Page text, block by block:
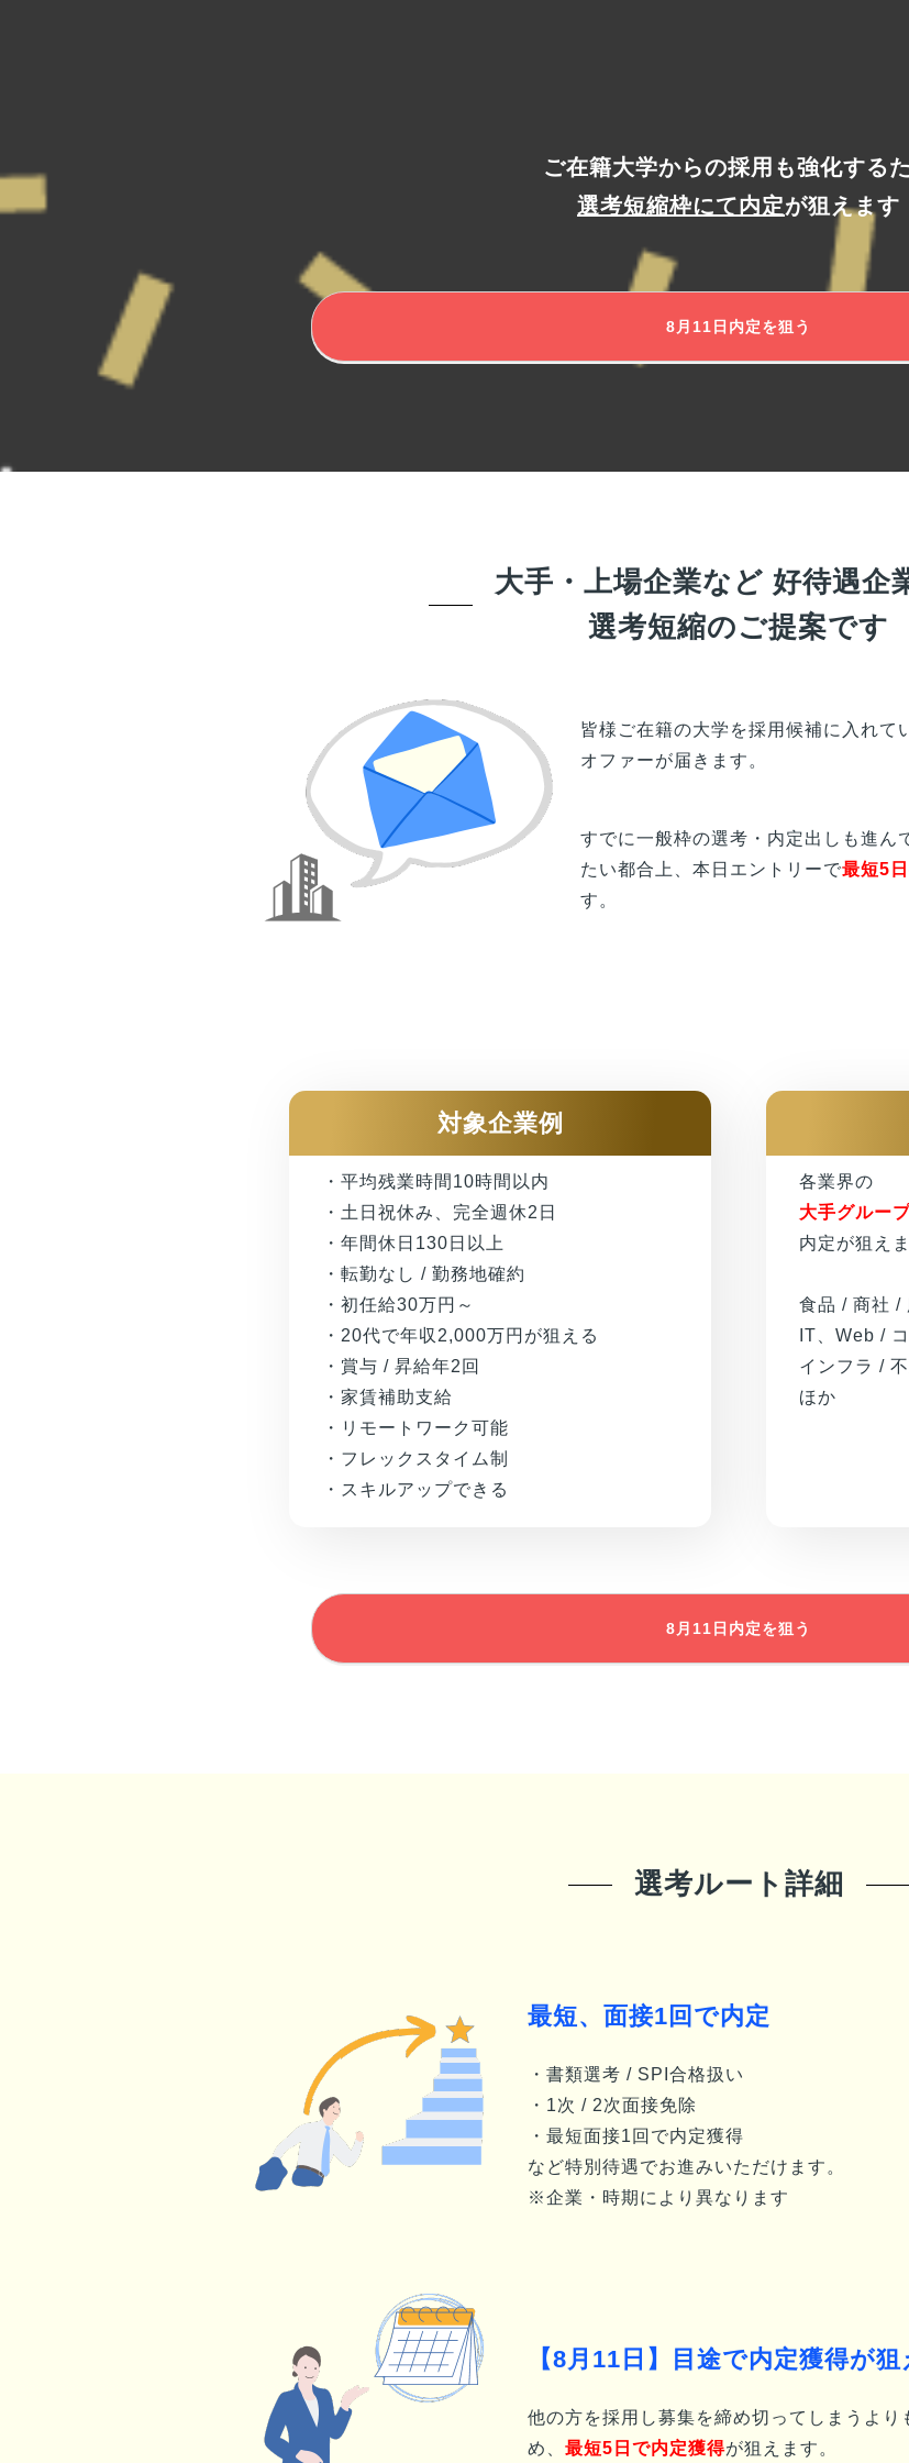
ご在籍大学からの採用も強化する
選考短縮枠にて内定が狙えます
8月11日 内定を狙う
大手・上場企業など 好待遇企
選考短縮のご提案です
皆様 ご在籍の大学 を採用候補に入れて
オファーが届きます。
すでに一般枠の選考・内定出しも進ん
たい都合上、本日エントリーで最短5
す。
対象企業例
・平均残業時間10時間以内
・土日祝休み、完全週休2日
・年間休日130日以上
・転勤なし / 勤務地確約
・初任給30万円～
・20代で年収2,000万円が狙える
・賞与 / 昇給年2回
・家賃補助支給
・リモートワーク可能
・フレックスタイム制
・スキルアップできる
各業界の
大手グルー
内定が狙えま
食品 / 商社 /
IT、Web /
インフラ /
ほか
8月11日 内定を狙う
選考ルート詳細
最短、面接1回で内定
・書類選考 / SPI合格扱い
・1次 / 2次面接免除
・最短面接1回で内定獲得
など特別待遇でお進みいただけます。
※企業・時期により異なります
【8月11日 】目途で内定獲得が狙
他の方を採用し募集を締め切ってしまうより
め、 最短5日で内定獲得が狙えます。